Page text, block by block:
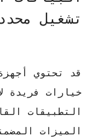
تشغيل
قد تحتوي
خيارات فريدة
التطبيقات
الميزات